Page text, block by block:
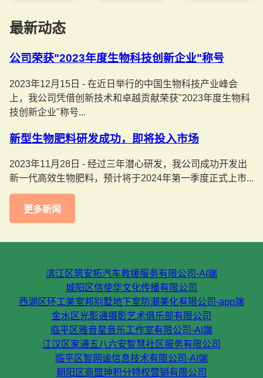
最新动态
公司荣获"2023年度生物科技创新企业"称号
2023年12月15日 - 在近日举行的中国生物科技产业峰会
上，我公司凭借创新技术和卓越贡献荣获"2023年度生物科
技创新企业"称号...
新型生物肥料研发成功，即将投入市场
2023年11月28日 - 经过三年潜心研发，我公司成功开发出
新一代高效生物肥料，预计将于2024年第一季度正式上市...
更多新闻
滨江区筑安拓汽车救援服务有限公司-AI端
城阳区信使华文化传播有限公司
西湖区环工美室邦别墅地下室防潮美化有限公司-app端
金水区光影通摄影艺术俱乐部有限公司
临平区雅音星音乐工作室有限公司-AI端
江汉区家通五八六安智慧社区服务有限公司
临平区智网谧信息技术有限公司-AI端
朝阳区商盟珅积分特权营销有限公司